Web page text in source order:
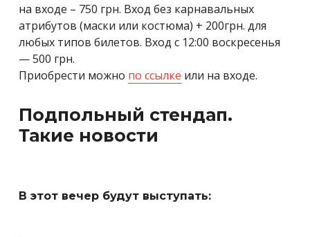
на входе – 750 грн. Вход без карнавальных
атрибутов (маски или костюма) + 200грн. для
любых типов билетов. Вход с 12:00 воскресенья
— 500 грн.
Приобрести можно по ссылке или на входе.
Подпольный стендап.
Такие новости
В этот вечер будут выступать: